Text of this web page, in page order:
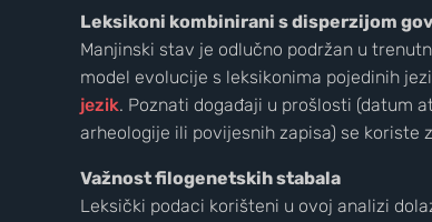
Leksikoni kombinirani s disperzijom
Manjinski stav je odlučno podržan u
model evolucije s leksikonima pojedinih
jezik. Poznati događaji u prošlosti (datum
arheologije ili povijesnih zapisa) se koriste
Važnost filogenetskih stabala
Leksički podaci korišteni u ovoj analizi
Wild Croatia